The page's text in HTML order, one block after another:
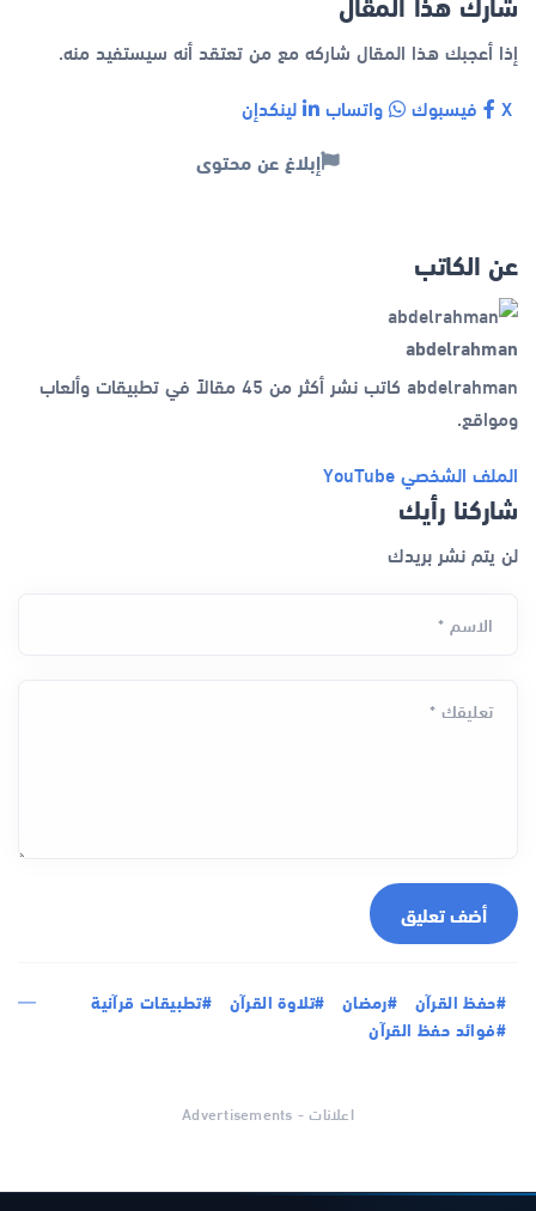
إذا أعجبك هذا المقال شاركه مع من تعتقد أنه سيستفيد منه.
فيسبوك واتساب لينكدإن
إبلاغ عن محتوى
عن الكاتب
abdelrahman
abdelrahman كاتب نشر أكثر من 45 مقالاً في تطبيقات وألعاب
ومواقع.
الملف الشخصي YouTube
شاركنا رأيك
لن يتم نشر بريدك
الاسم *
تعليقك *
أضف تعليق
#حفظ القرآن #رمضان #تلاوة القرآن
#تطبيقات قرآنية
#فوائد حفظ القرآن
اعلانات - Advertisements